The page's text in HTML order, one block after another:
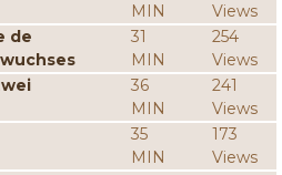
MIN
Views
de
31
MIN
254
Views
36
MIN
241
Views
35
MIN
173
Views